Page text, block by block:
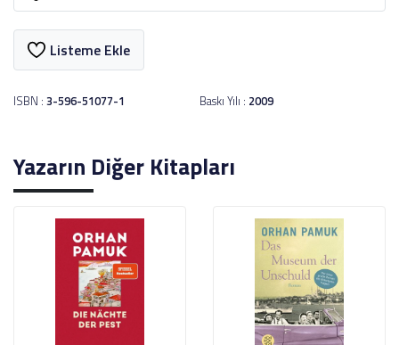
Listeme Ekle
ISBN : 3-596-51077-1 Baskı Yılı : 2009
Yazarın Diğer Kitapları